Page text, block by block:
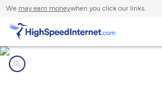
We may earn moneywhen you click our links.